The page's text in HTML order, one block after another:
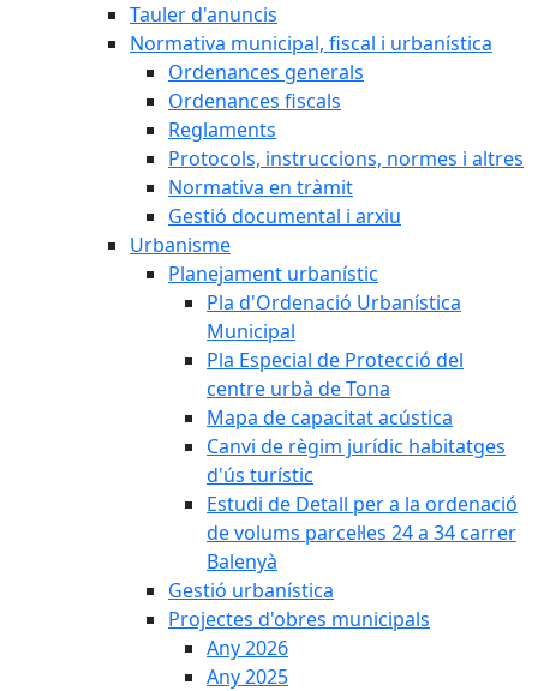
Tauler d'anuncis
Normativa municipal, fiscal i urbanística
Ordenances generals
Ordenances fiscals
Reglaments
Protocols, instruccions, normes i altres
Normativa en tràmit
Gestió documental i arxiu
Urbanisme
Planejament urbanístic
Pla d'Ordenació Urbanística
Municipal
Pla Especial de Protecció del
centre urbà de Tona
Mapa de capacitat acústica
Canvi de règim jurídic habitatges
d'ús turístic
Estudi de Detall per a la ordenació
de volums parcel·les 24 a 34 carrer
Balenyà
Gestió urbanística
Projectes d'obres municipals
Any 2026
Any 2025